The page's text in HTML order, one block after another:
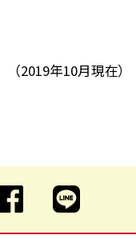
（2019年10月現在）